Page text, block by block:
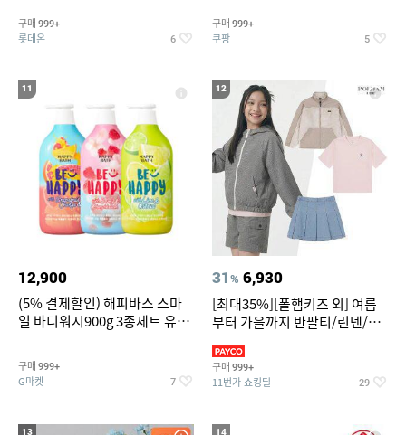
구매 999+
롯데온 6
구매 999+
쿠팡 5
11
12,900
(5% 결제할인) 해피바스 스마
일 바디워시900g 3종세트 유
구매 999+
G마켓 7
12
31% 6,930
[최대35%][폴햄키즈 외] 여름
부터 가을까지 반팔티/린넨/맨
구매 999+
11번가 쇼킹딜 29
13 14